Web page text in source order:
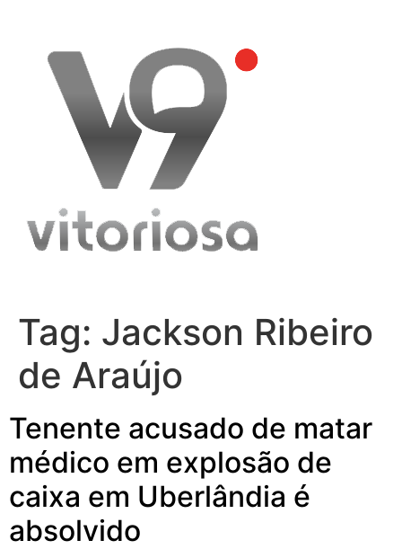
content
Tag: Jackson Ribeiro
de Araújo
Tenente acusado de matar
médico em explosão de
caixa em Uberlândia é
absolvido